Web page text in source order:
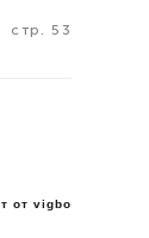
стр. 53
от vigbo